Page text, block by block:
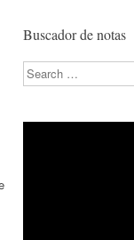
Buscador de notas
Search